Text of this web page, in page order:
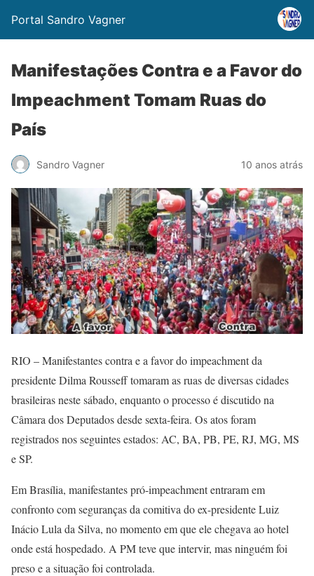
Portal Sandro Vagner
Manifestações Contra e a Favor do
Impeachment Tomam Ruas do
País
Sandro Vagner 10 anos atrás
RIO – Manifestantes contra e a favor do impeachment da
presidente Dilma Rousseff tomaram as ruas de diversas cidades
brasileiras neste sábado, enquanto o processo é discutido na
Câmara dos Deputados desde sexta-feira. Os atos foram
registrados nos seguintes estados: AC, BA, PB, PE, RJ, MG, MS
e SP.
Em Brasília, manifestantes pró-impeachment entraram em
confronto com seguranças da comitiva do ex-presidente Luiz
Inácio Lula da Silva, no momento em que ele chegava ao hotel
onde está hospedado. A PM teve que intervir, mas ninguém foi
preso e a situação foi controlada.